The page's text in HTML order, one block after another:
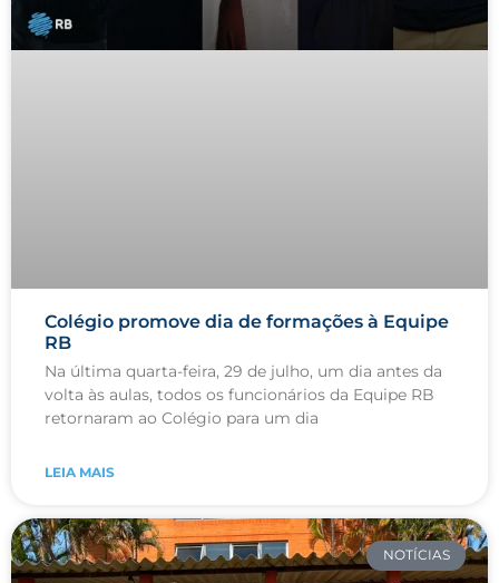
Colégio promove dia de formações à Equipe
RB
Na última quarta-feira, 29 de julho, um dia antes da
volta às aulas, todos os funcionários da Equipe RB
retornaram ao Colégio para um dia
LEIA MAIS
NOTÍCIAS